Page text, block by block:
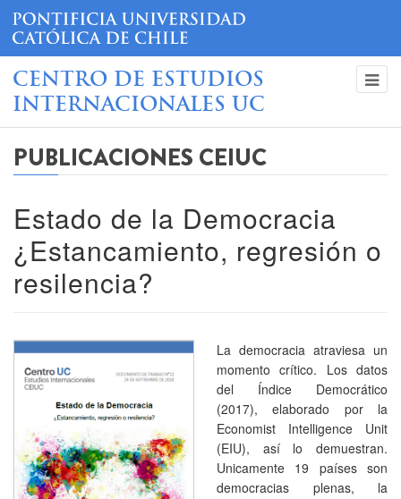
CENTRO DE ESTUDIOS
INTERNACIONALES UC
PUBLICACIONES CEIUC
Estado de la Democracia
¿Estancamiento, regresión o
resilencia?
La democracia atraviesa un
momento crítico. Los datos
del Índice Democrático
(2017), elaborado por la
Economist Intelligence Unit
(EIU), así lo demuestran.
Unicamente 19 países son
democracias plenas, la